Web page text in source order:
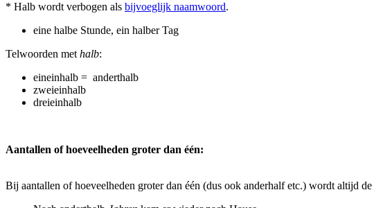
* Halb wordt verbogen als bijvoeglijk naamwoord.
eine halbe Stunde, ein halber Tag
Telwoorden met halb:
eineinhalb = anderthalb
zweieinhalb
dreieinhalb
Aantallen of hoeveelheden groter dan één:
Bij aantal­len of hoeveelheden groter dan één (dus ook anderhalf etc.) wordt altijd de